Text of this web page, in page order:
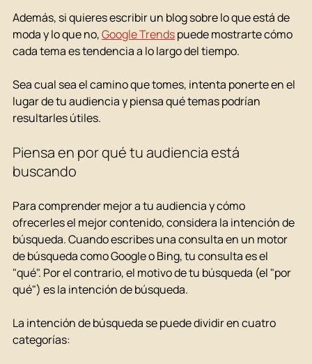
Además, si quieres escribir un blog sobre lo que está de
moda y lo que no, Google Trends puede mostrarte cómo
cada tema es tendencia a lo largo del tiempo.
Sea cual sea el camino que tomes, intenta ponerte en el
lugar de tu audiencia y piensa qué temas podrían
resultarles útiles.
Piensa en por qué tu audiencia está
buscando
Para comprender mejor a tu audiencia y cómo
ofrecerles el mejor contenido, considera la intención de
búsqueda. Cuando escribes una consulta en un motor
de búsqueda como Google o Bing, tu consulta es el
"qué". Por el contrario, el motivo de tu búsqueda (el "por
qué") es la intención de búsqueda.
La intención de búsqueda se puede dividir en cuatro
categorías: